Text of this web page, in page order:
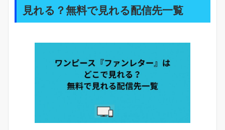
見れる？無料で見れる配信先一覧